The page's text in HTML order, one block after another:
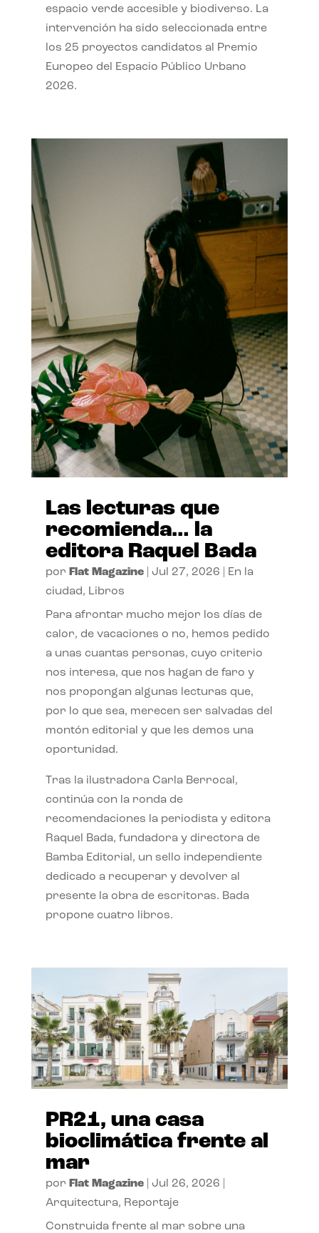
espacio verde accesible y biodiverso. La
intervención ha sido seleccionada entre
los 25 proyectos candidatos al Premio
Europeo del Espacio Público Urbano
2026.
Las lecturas que
recomienda… la
editora Raquel Bada
por Flat Magazine| Jul 27, 2026
En la
ciudad, Libros
Para afrontar mucho mejor los días de
calor, de vacaciones o no, hemos pedido
a unas cuantas personas, cuyo criterio
nos interesa, que nos hagan de faro y
nos propongan algunas lecturas que,
por lo que sea, merecen ser salvadas del
montón editorial y que les demos una
oportunidad.
Tras la ilustradora Carla Berrocal,
continúa con la ronda de
recomendaciones la periodista y editora
Raquel Bada, fundadora y directora de
Bamba Editorial, un sello independiente
dedicado a recuperar y devolver al
presente la obra de escritoras. Bada
propone cuatro libros.
PR21, una casa
bioclimática frente al
mar
por Flat Magazine| Jul 26, 2026
Arquitectura, Reportaje
Construida frente al mar sobre una